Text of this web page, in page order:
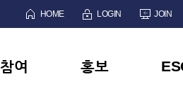
HOME LOGIN JOIN
참여 홍보